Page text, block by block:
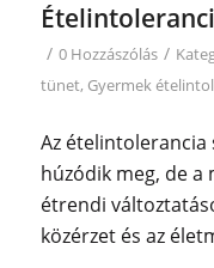
/ 0 Hozzászólás /
tünet, Gyermek
Az
húzódik meg, de a
étrendi
közérzet és az